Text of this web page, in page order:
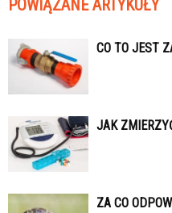
POWIĄZANE ARTYKUŁY
CO TO JEST
JAK
ZA CO